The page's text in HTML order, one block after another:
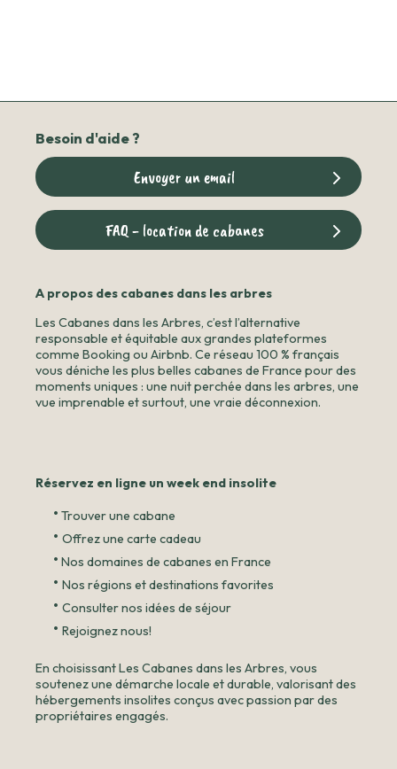
Besoin d'aide ?
Envoyer un email
FAQ - location de cabanes
A propos des cabanes dans les arbres
Les Cabanes dans les Arbres, c’est l’alternative
responsable et équitable aux grandes plateformes
comme Booking ou Airbnb. Ce réseau 100 % français
vous déniche les plus belles cabanes de France pour des
moments uniques : une nuit perchée dans les arbres, une
vue imprenable et surtout, une vraie déconnexion.
Réservez en ligne un week end insolite
• Trouver une cabane
• Offrez une carte cadeau
• Nos domaines de cabanes en France
• Nos régions et destinations favorites
• Consulter nos idées de séjour
• Rejoignez nous!
En choisissant Les Cabanes dans les Arbres, vous
soutenez une démarche locale et durable, valorisant des
hébergements insolites conçus avec passion par des
propriétaires engagés.